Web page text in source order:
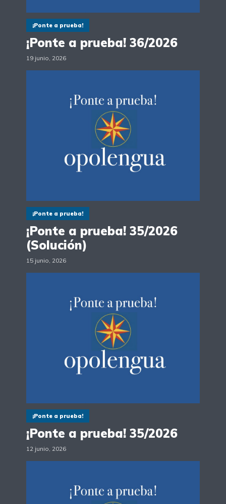
¡Ponte a prueba!
¡Ponte a prueba! 36/2026
19 junio, 2026
¡Ponte a prueba!
¡Ponte a prueba! 35/2026
(Solución)
15 junio, 2026
¡Ponte a prueba!
¡Ponte a prueba! 35/2026
12 junio, 2026